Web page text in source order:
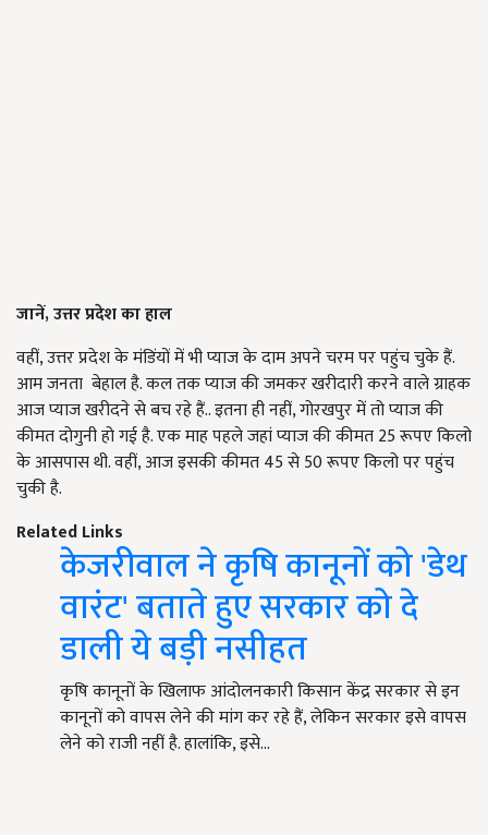
जानें,उत्तर प्रदेश का हाल
वहीं, उत्तर प्रदेश के मंडिंयों में भी प्याज के दाम अपने चरम पर पहुंच चुके हैं.
आम जनता बेहाल है. कल तक प्याज की जमकर खरीदारी करने वाले ग्राहक
आज प्याज खरीदने से बच रहे हैं.. इतना ही नहीं, गोरखपुर में तो प्याज की
कीमत दोगुनी हो गई है. एक माह पहले जहां प्याज की कीमत 25 रूपए किलो
के आसपास थी. वहीं, आज इसकी कीमत 45 से 50 रूपए किलो पर पहुंच
चुकी है.
Related Links
केजरीवाल ने कृषि कानूनों को 'डेथ
वारंट' बताते हुए सरकार को दे
डाली ये बड़ी नसीहत
कृषि कानूनों के खिलाफ आंदोलनकारी किसान केंद्र सरकार से इन
कानूनों को वापस लेने की मांग कर रहे हैं, लेकिन सरकार इसे वापस
लेने को राजी नहीं है. हालांकि, इसे…